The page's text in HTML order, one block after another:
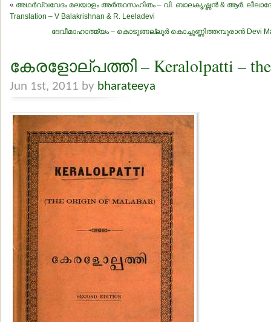
« അഥര്‍വ്വവേദം മലയാളം അര്‍ത്ഥസഹിതം – വി. ബാലകൃഷ്ണന്‍ & ആര്‍. ലീലാദേവി
Translation – V Balakrishnan & R. Leeladevi
ദേവീമാഹാത്മ്യം – കൊടുങ്ങല്ലൂര്‍ കൊച്ചുണ്ണിത്തമ്പുരാന്‍ Devi
കേരളോല്പത്തി – Keralolpatti – the
Jun 1st, 2011 by bharateeya